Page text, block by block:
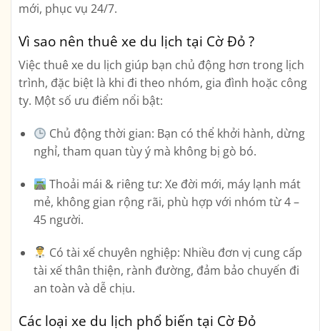
mới, phục vụ 24/7.
Vì sao nên thuê xe du lịch tại Cờ Đỏ ?
Việc thuê xe du lịch giúp bạn chủ động hơn trong lịch
trình, đặc biệt là khi đi theo nhóm, gia đình hoặc công
ty. Một số ưu điểm nổi bật:
Chủ động thời gian: Bạn có thể khởi hành, dừng
nghỉ, tham quan tùy ý mà không bị gò bó.
Thoải mái & riêng tư: Xe đời mới, máy lạnh mát
mẻ, không gian rộng rãi, phù hợp với nhóm từ 4 –
45 người.
Có tài xế chuyên nghiệp: Nhiều đơn vị cung cấp
tài xế thân thiện, rành đường, đảm bảo chuyến đi
an toàn và dễ chịu.
Các loại xe du lịch phổ biến tại Cờ Đỏ